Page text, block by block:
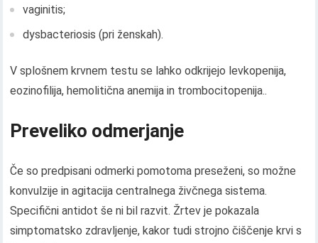
vaginitis;
dysbacteriosis (pri ženskah).
V splošnem krvnem testu se lahko odkrijejo levkopenija,
eozinofilija, hemolitična anemija in trombocitopenija..
Preveliko odmerjanje
Če so predpisani odmerki pomotoma preseženi, so možne
konvulzije in agitacija centralnega živčnega sistema.
Specifični antidot še ni bil razvit. Žrtev je pokazala
simptomatsko zdravljenje, kakor tudi strojno čiščenje krvi s